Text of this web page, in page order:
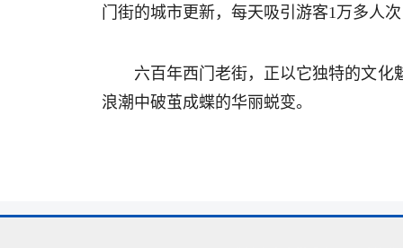
门街的城市更新，每天吸引游客1万多人
六百年西门老街，正以它独特的文
浪潮中破茧成蝶的华丽蜕变。